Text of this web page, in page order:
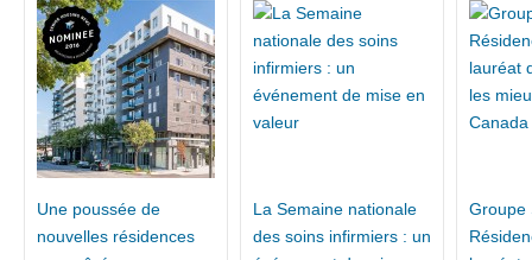
Une poussée de
nouvelles résidences
La Semaine nationale
des soins infirmiers : un
Groupe